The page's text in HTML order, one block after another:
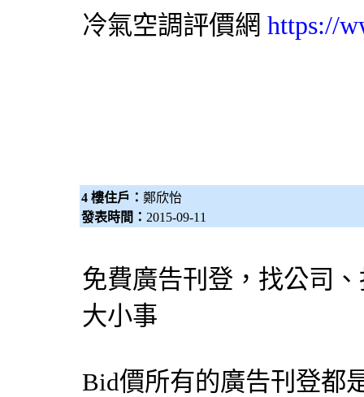
冷氣空調評價網 https://
4 樓住戶： 鄭欣怡
發表時間： 2015-09-11
免費廣告刊登，找公司
大小事
Bid價所有的廣告刊登都